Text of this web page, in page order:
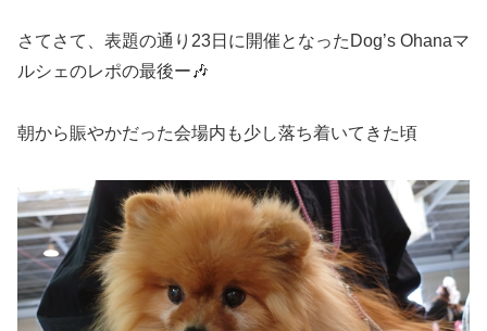
さてさて、表題の通り23日に開催となったDog’s Ohanaマ
ルシェのレポの最後ー🎶
朝から賑やかだった会場内も少し落ち着いてきた頃